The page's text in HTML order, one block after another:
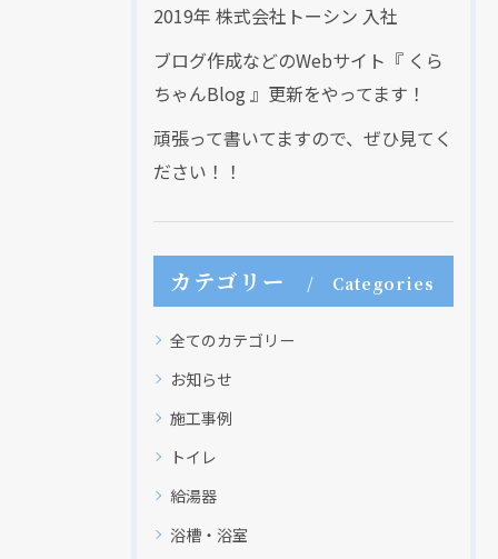
2019年 株式会社トーシン 入社
ブログ作成などのWebサイト『 くら
ちゃんBlog 』更新をやってます！
頑張って書いてますので、ぜひ見てく
ださい！！
カテゴリー Categories
全てのカテゴリー
お知らせ
施工事例
トイレ
給湯器
浴槽・浴室